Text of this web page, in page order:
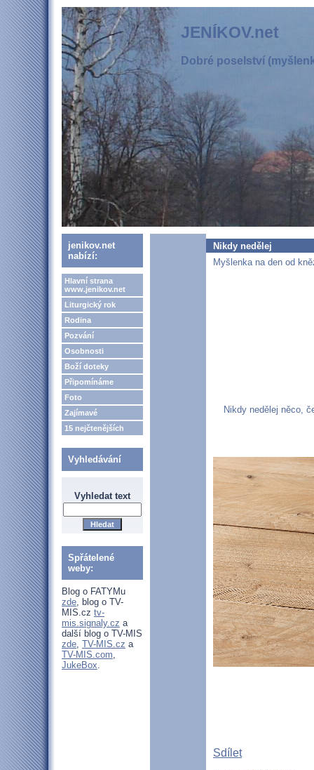
JENÍKOV.net
Dobré poselství
jenikov.net
nabízí:
Hlavní strana
www.jenikov.net
Liturgický rok
Rodina
Pozvání
Osobnosti
Boží doteky
Připomínáme
Foto
Zajímavé
15 nejčtenějších
Vyhledávání
Vyhledat text
Spřátelené
weby:
Blog o FATYMu
zde, blog o TV-
MIS.cz tv-
mis.signaly.cz a
další blog o TV-MIS
zde, TV-MIS.cz a
TV-MIS.com,
JukeBox.
Nikdy nedělej
Myšlenka na den od
Nikdy nedělej něco,
Sdílet